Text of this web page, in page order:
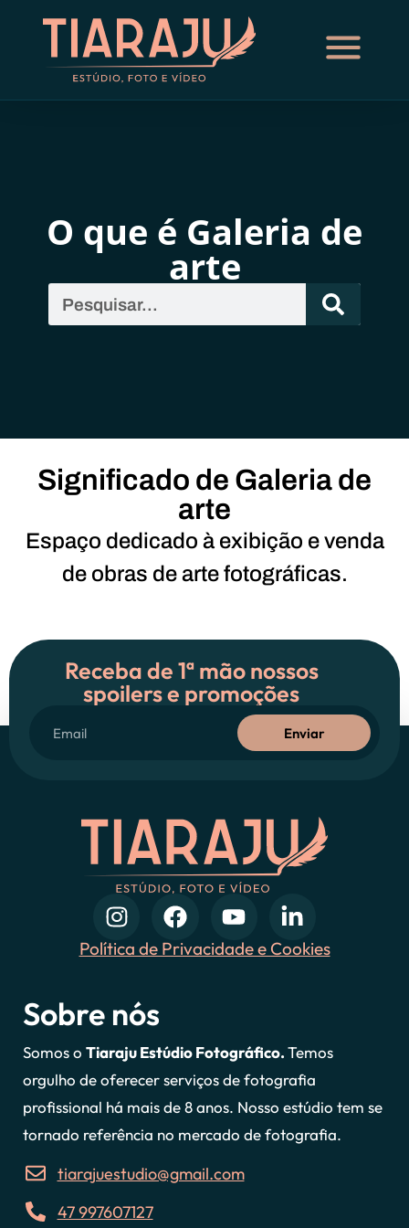
O que é Galeria de
arte
Significado de Galeria de
arte
Espaço dedicado à exibição e venda
de obras de arte fotográficas.
Receba de 1ª mão nossos
spoilers e promoções
Enviar
Política de Privacidade e Cookies
Sobre nós
Somos o Tiaraju Estúdio Fotográfico.Temos
orgulho de oferecer serviços de fotografia
profissional há mais de 8 anos. Nosso estúdio tem se
tornado referência no mercado de fotografia.
tiarajuestudio@gmail.com
47 997607127